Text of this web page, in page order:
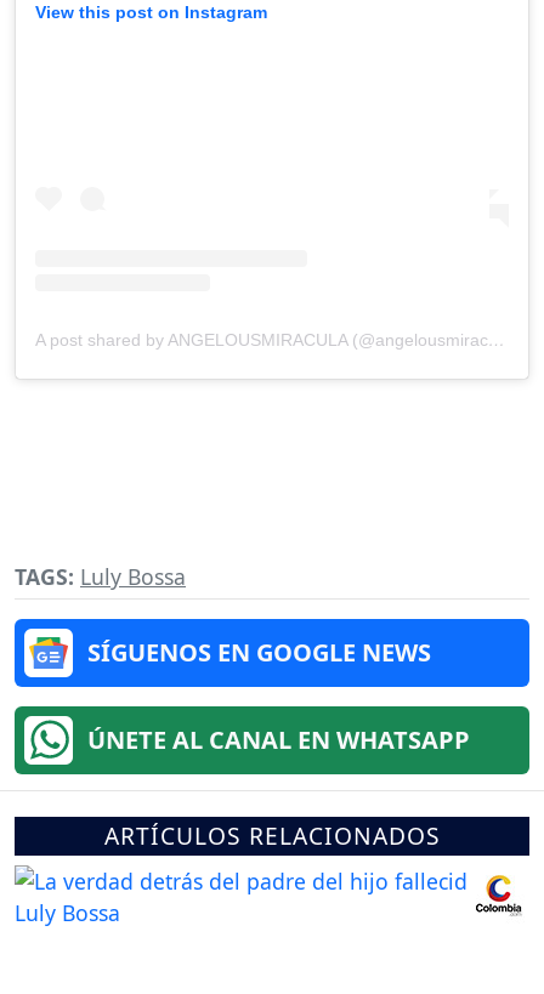
View this post on Instagram
A post shared by ANGELOUSMIRACULA (@angelousmiracula)
TAGS: Luly Bossa
SÍGUENOS EN GOOGLE NEWS
ÚNETE AL CANAL EN WHATSAPP
ARTÍCULOS RELACIONADOS